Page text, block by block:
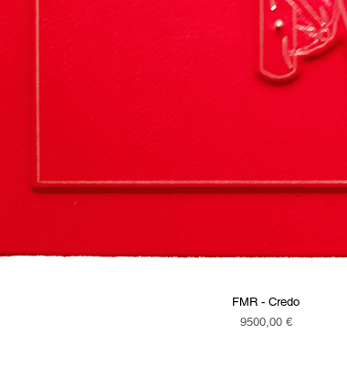
Vista rapida
FMR - Credo
Prezzo
9500,00 €